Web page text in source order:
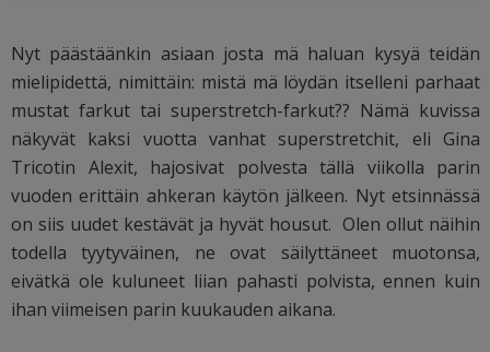
Nyt päästäänkin asiaan josta mä haluan kysyä teidän
mielipidettä, nimittäin: mistä mä löydän itselleni parhaat
mustat farkut tai superstretch-farkut?? Nämä kuvissa
näkyvät kaksi vuotta vanhat superstretchit, eli Gina
Tricotin Alexit, hajosivat polvesta tällä viikolla parin
vuoden erittäin ahkeran käytön jälkeen. Nyt etsinnässä
on siis uudet kestävät ja hyvät housut. Olen ollut näihin
todella tyytyväinen, ne ovat säilyttäneet muotonsa,
eivätkä ole kuluneet liian pahasti polvista, ennen kuin
ihan viimeisen parin kuukauden aikana.